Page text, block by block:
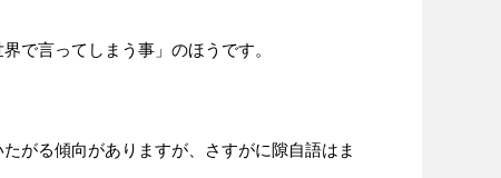
で言ってしまう事」のほうです。
がる傾向がありますが、さすがに隙自語はま